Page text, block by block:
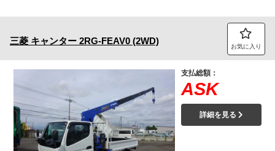
三菱 キャンター 2RG-FEAV0 (2WD) お気に入り
支払総額：
ASK
詳細を見る